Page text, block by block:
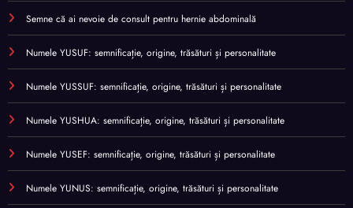
Semne că ai nevoie de consult pentru hernie abdominală
Numele YUSUF: semnificație, origine, trăsături și personalitate
Numele YUSSUF: semnificație, origine, trăsături și personalitate
Numele YUSHUA: semnificație, origine, trăsături și personalitate
Numele YUSEF: semnificație, origine, trăsături și personalitate
Numele YUNUS: semnificație, origine, trăsături și personalitate